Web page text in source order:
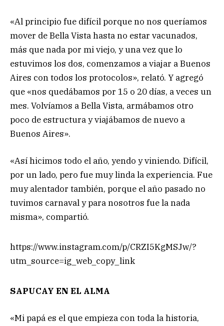
«Al principio fue difícil porque no nos queríamos
mover de Bella Vista hasta no estar vacunados,
más que nada por mi viejo, y una vez que lo
estuvimos los dos, comenzamos a viajar a Buenos
Aires con todos los protocolos», relató. Y agregó
que «nos quedábamos por 15 o 20 días, a veces un
mes. Volvíamos a Bella Vista, armábamos otro
poco de estructura y viajábamos de nuevo a
Buenos Aires».
«Así hicimos todo el año, yendo y viniendo. Difícil,
por un lado, pero fue muy linda la experiencia. Fue
muy alentador también, porque el año pasado no
tuvimos carnaval y para nosotros fue la nada
misma», compartió.
https://www.instagram.com/p/CRZI5KgMSJw/?
utm_source=ig_web_copy_link
SAPUCAY EN EL ALMA
«Mi papá es el que empieza con toda la historia,